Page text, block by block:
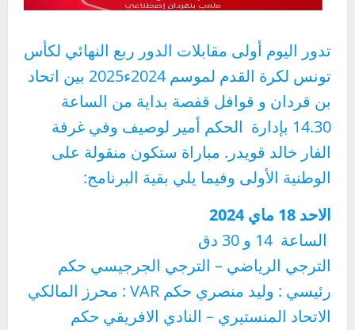
تدور اليوم أولى مقابلات الدور ربع النهائي لكأس
تونس لكرة القدم لموسم 2024ء2025 بين اتحاد
بن قردان و قوافل قفصة بداية من الساعة
14.30 بإدارة الحكم أمير لوصيف وفي غرفة
الفار خالد قويدر. مباراة ستكون منقولة على
الوطنية الأولى وفيما يلي بقية البرنامج:
الاحد 18 ماي 2024
الساعة 14 و 30 دق
الترجي الرياضي – الترجي الجرجيسي حكم
رئيسي : وليد منصري حكم VAR : محرز المالكي
الاتحاد المنستيري – النادي الافريقي حكم